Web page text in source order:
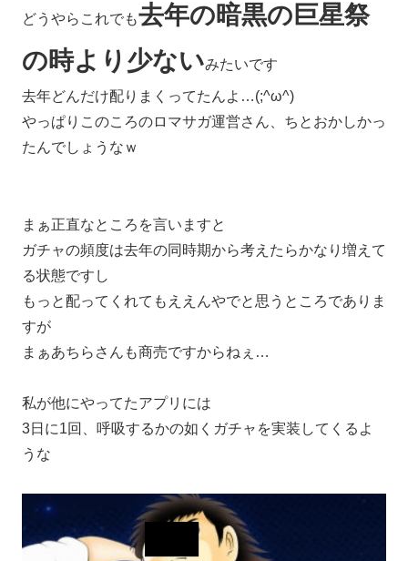
どうやらこれでも去年の暗黒の巨星祭
の時より少ないみたいです
去年どんだけ配りまくってたんよ…(;^ω^)
やっぱりこのころのロマサガ運営さん、ちとおかしかっ
たんでしょうなｗ
まぁ正直なところを言いますと
ガチャの頻度は去年の同時期から考えたらかなり増えて
る状態ですし
もっと配ってくれてもええんやでと思うところでありま
すが
まぁあちらさんも商売ですからねぇ…
私が他にやってたアプリには
3日に1回、呼吸するかの如くガチャを実装してくるよ
うな